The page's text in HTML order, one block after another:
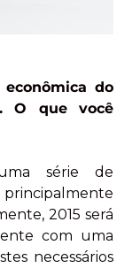
do
O que você
série de
2015 será
com uma
necessários